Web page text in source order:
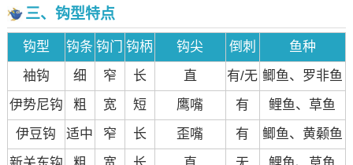
三、钩型特点
钩型 钩条 钩门 钩柄 钩尖 倒刺
鱼种
袖钩
细 窄 长 直 有/无 鲫鱼、罗非鱼
伊势尼钩
粗 宽 短 鹰嘴 有
鲤鱼、草鱼
伊豆钩
适中 窄 长 歪嘴 有
鲫鱼、黄颡鱼